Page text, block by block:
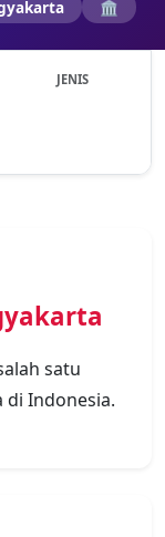
🏛️
JENIS
satu
Indonesia.